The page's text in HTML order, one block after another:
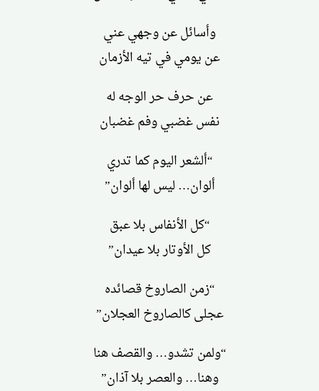
وأسائل عن وجهي عني
عن يومي في تيه الأزمان
عن حرف حر الوجه له
نفس غضبي وفم غضبان
“ألشعر اليوم كما تدري
ألوان… ليس لها ألوان”
“كل الأنفاس بلا عبق
كل الأوتار بلا عيدان”
“زمن الصاروخ قصائده
عجلى كالصاروخ العجلان”
“ولمن تشدو… والقصف هنا
وهنا… والعصر بلا آذان”